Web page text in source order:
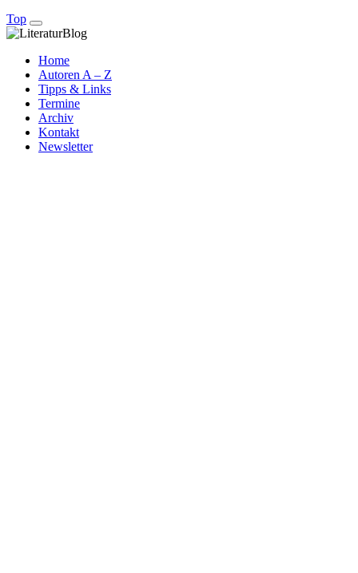
Top
Home
Autoren A – Z
Tipps & Links
Termine
Archiv
Kontakt
Newsletter